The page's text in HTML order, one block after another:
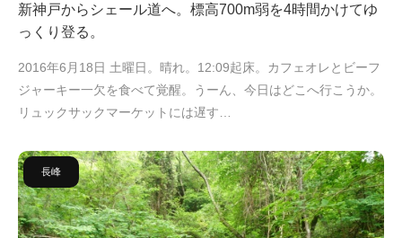
新神戸からシェール道へ。標高700m弱を4時間かけてゆ
っくり登る。
2016年6月18日 土曜日。晴れ。12:09起床。カフェオレとビーフ
ジャーキー一欠を食べて覚醒。うーん、今日はどこへ行こうか。
リュックサックマーケットには遅す…
長峰